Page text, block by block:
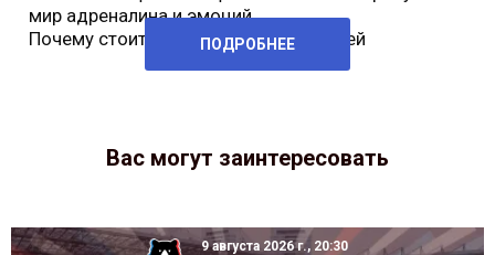
мир адреналина и эмоций.
Почему стоит купить билеты на хоккей
ПОДРОБНЕЕ
Вас могут заинтересовать
9 августа 2026 г., 20:30